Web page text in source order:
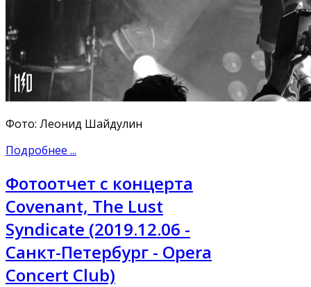
Фото: Леонид Шайдулин
Подробнее ...
Фотоотчет с концерта
Covenant, The Lust
Syndicate (2019.12.06 -
Санкт-Петербург - Opera
Concert Club)